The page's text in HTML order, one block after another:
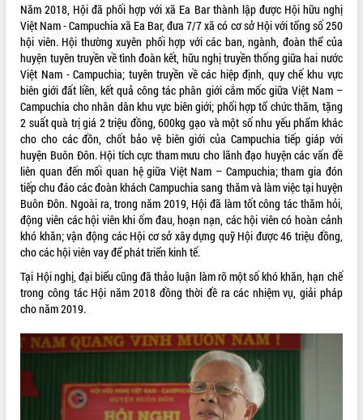
VIDEO
Không có file video nào để phát.
Năm 2018, Hội đã phối hợp với xã Ea Bar thành lập được Hội hữu nghị
Việt Nam - Campuchia xã Ea Bar, đưa 7/7 xã có cơ sở Hội với tổng số 250
hội viên. Hội thường xuyên phối hợp với các ban, ngành, đoàn thể của
huyện tuyên truyền về tình đoàn kết, hữu nghị truyền thống giữa hai nước
Việt Nam - Campuchia; tuyên truyền về các hiệp định, quy chế khu vực
biên giới đất liền, kết quả công tác phân giới cắm mốc giữa Việt Nam –
Campuchia cho nhân dân khu vực biên giới; phối hợp tổ chức thăm, tặng
2 suất quà trị giá 2 triệu đồng, 600kg gạo và một số nhu yếu phẩm khác
cho cho các đồn, chốt bảo vệ biên giới của Campuchia tiếp giáp với
huyện Buôn Đôn. Hội tích cực tham mưu cho lãnh đạo huyện các vấn đề
liên quan đến mối quan hệ giữa Việt Nam – Campuchia; tham gia đón
tiếp chu đáo các đoàn khách Campuchia sang thăm và làm việc tại huyện
Buôn Đôn. Ngoài ra, trong năm 2019, Hội đã làm tốt công tác thăm hỏi,
động viên các hội viên khi ốm đau, hoạn nạn, các hội viên có hoàn cảnh
khó khăn; vận động các Hội cơ sở xây dựng quỹ Hội được 46 triệu đồng,
cho các hội viên vay để phát triển kinh tế.
Tại Hội nghị, đại biểu cũng đã thảo luận làm rõ một số khó khăn, hạn chế
trong công tác Hội năm 2018 đồng thời đề ra các nhiệm vụ, giải pháp
cho năm 2019.